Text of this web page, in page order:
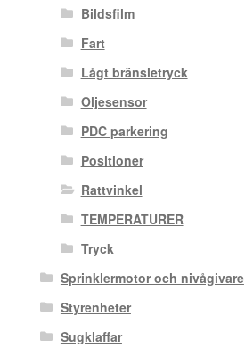
Bildsfilm
Fart
Lågt bränsletryck
Oljesensor
PDC parkering
Positioner
Rattvinkel
TEMPERATURER
Tryck
Sprinklermotor och nivågivare
Styrenheter
Sugklaffar